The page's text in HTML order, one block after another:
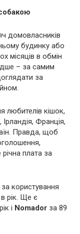
домовласників
будинку або
місяців в обмін
– за самим
за
любителів кішок,
Франція,
Правда, щоб
плата за
користування
рік. Ще є
і Nomador за 89